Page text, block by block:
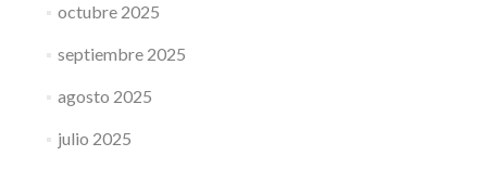
octubre 2025
septiembre 2025
agosto 2025
julio 2025